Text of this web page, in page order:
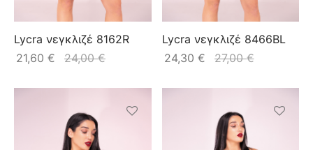
Lycra νεγκλιζέ 8162R
21,60 € 24,00€
Lycra νεγκλιζέ 8466BL
24,30 € 27,00€